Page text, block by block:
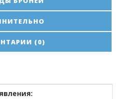
(0)